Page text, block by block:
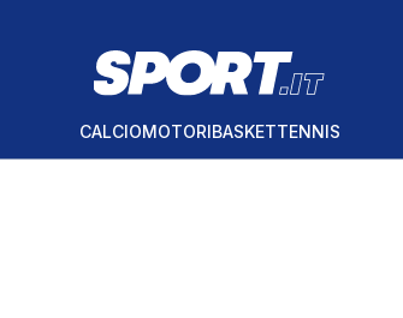
CALCIOMOTORIBASKETTENNIS